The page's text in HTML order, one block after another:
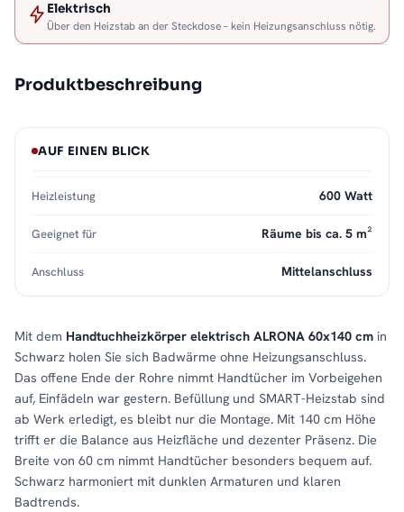
Elektrisch
Über den Heizstab an der Steckdose – kein Heizungsanschluss nötig.
Produktbeschreibung
Mit dem Handtuchheizkörper elektrisch ALRONA 60x140 cm in
Schwarz holen Sie sich Badwärme ohne Heizungsanschluss.
Das offene Ende der Rohre nimmt Handtücher im Vorbeigehen
auf, Einfädeln war gestern. Befüllung und SMART-Heizstab sind
ab Werk erledigt, es bleibt nur die Montage. Mit 140 cm Höhe
trifft er die Balance aus Heizfläche und dezenter Präsenz. Die
Breite von 60 cm nimmt Handtücher besonders bequem auf.
Schwarz harmoniert mit dunklen Armaturen und klaren
Badtrends.
AUF EINEN BLICK
Heizleistung 600 Watt
Geeignet für Räume bis ca. 5 m²
Anschluss Mittelanschluss